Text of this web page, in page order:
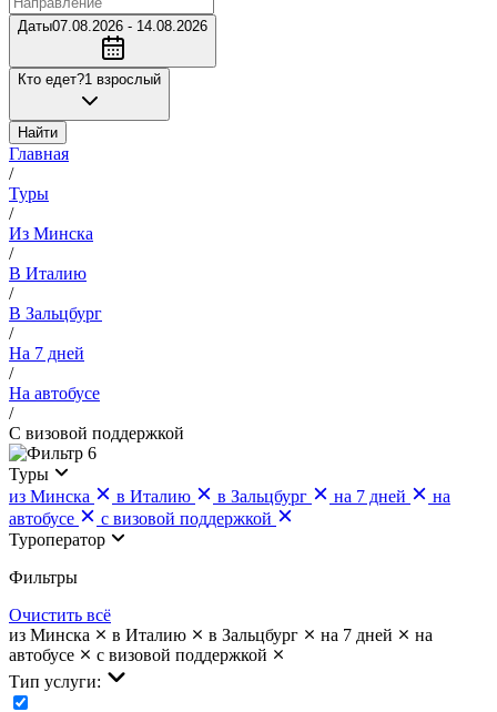
Даты07.08.2026 - 14.08.2026
Кто едет?1 взрослый
Найти
Главная
/
Туры
/
Из Минска
/
В Италию
/
В Зальцбург
/
На 7 дней
/
На автобусе
/
С визовой поддержкой
6
Туры
из Минска
в Италию в Зальцбург на 7 дней
на
автобусе
с визовой поддержкой
Туроператор
Фильтры
Очистить всё
из Минска
в Италию в Зальцбург на 7 дней
на
автобусе
с визовой поддержкой
Тип услуги: